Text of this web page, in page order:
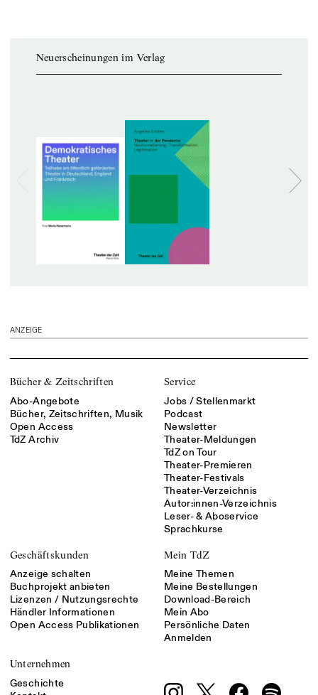
Neuerscheinungen im Verlag
ANZEIGE
Bücher & Zeitschriften
Abo-Angebote
Bücher, Zeitschriften, Musik
Open Access
TdZ Archiv
Service
Jobs / Stellenmarkt
Podcast
Newsletter
Theater-Meldungen
TdZ on Tour
Theater-Premieren
Theater-Festivals
Theater-Verzeichnis
Autor:innen-Verzeichnis
Leser- & Aboservice
Sprachkurse
Geschäftskunden
Anzeige schalten
Buchprojekt anbieten
Lizenzen / Nutzungsrechte
Händler Informationen
Open Access Publikationen
Mein TdZ
Meine Themen
Meine Bestellungen
Download-Bereich
Mein Abo
Persönliche Daten
Anmelden
Unternehmen
Geschichte